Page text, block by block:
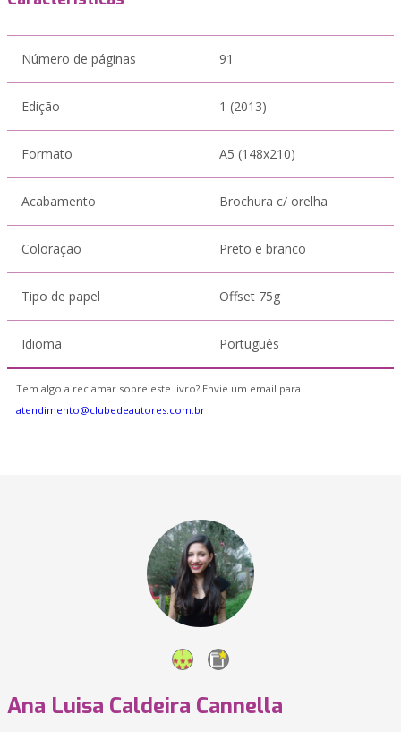
Número de páginas 91
Edição 1 (2013)
Formato A5 (148x210)
Acabamento Brochura c/ orelha
Coloração Preto e branco
Tipo de papel Offset 75g
Idioma Português
Tem algo a reclamar sobre este livro? Envie um email para
atendimento@clubedeautores.com.br
Ana Luisa Caldeira Cannella